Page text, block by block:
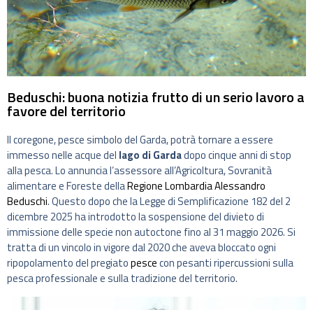
Beduschi: buona notizia frutto di un serio lavoro a
favore del territorio
Il coregone, pesce simbolo del Garda, potrà tornare a essere
immesso nelle acque del lago di Gardadopo cinque anni di stop
alla pesca. Lo annuncia l’assessore all’Agricoltura, Sovranità
alimentare e Foreste dellaRegione LombardiaAlessandro
Beduschi. Questo dopo che la Legge di Semplificazione 182 del 2
dicembre 2025 ha introdotto la sospensione del divieto di
immissione delle specie non autoctone fino al 31 maggio 2026. Si
tratta di un vincolo in vigore dal 2020 che aveva bloccato ogni
ripopolamento del pregiatopescecon pesanti ripercussioni sulla
pesca professionale e sulla tradizione del territorio.